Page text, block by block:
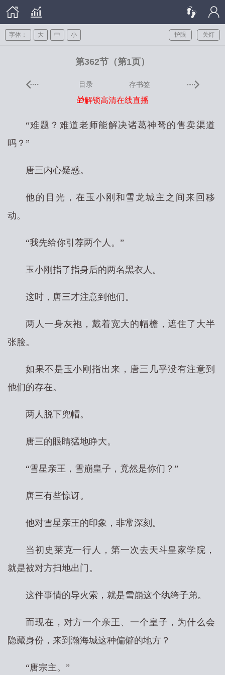
关灯
护眼
字体： 大 中 小
第362节（第1页）
目录 存书签
🎁解锁高清在线直播
“难题？难道老师能解决诸葛神弩的售卖渠道
吗？”
唐三内心疑惑。
他的目光，在玉小刚和雪龙城主之间来回移
动。
“我先给你引荐两个人。”
玉小刚指了指身后的两名黑衣人。
这时，唐三才注意到他们。
两人一身灰袍，戴着宽大的帽檐，遮住了大半
张脸。
如果不是玉小刚指出来，唐三几乎没有注意到
他们的存在。
两人脱下兜帽。
唐三的眼睛猛地睁大。
“雪星亲王，雪崩皇子，竟然是你们？”
唐三有些惊讶。
他对雪星亲王的印象，非常深刻。
当初史莱克一行人，第一次去天斗皇家学院，
就是被对方扫地出门。
这件事情的导火索，就是雪崩这个纨绔子弟。
而现在，对方一个亲王、一个皇子，为什么会
隐藏身份，来到瀚海城这种偏僻的地方？
“唐宗主。”